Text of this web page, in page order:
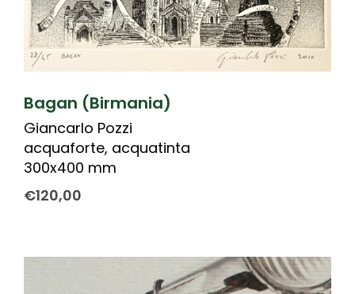
Bagan (Birmania)
Giancarlo Pozzi
acquaforte, acquatinta
300x400 mm
€120,00